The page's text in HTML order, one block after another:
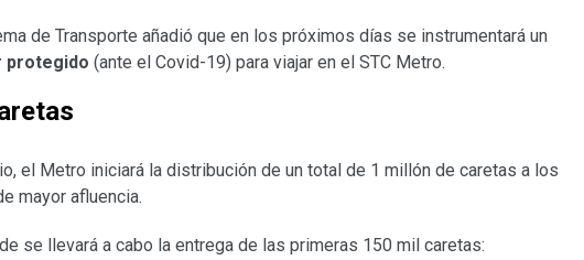
de Transporte añadió que en los próximos días se instrumentará un
protegido (ante el Covid-19) para viajar en el STC Metro.
el Metro iniciará la distribución de un total de 1 millón de caretas a los
mayor afluencia.
se llevará a cabo la entrega de las primeras 150 mil caretas: